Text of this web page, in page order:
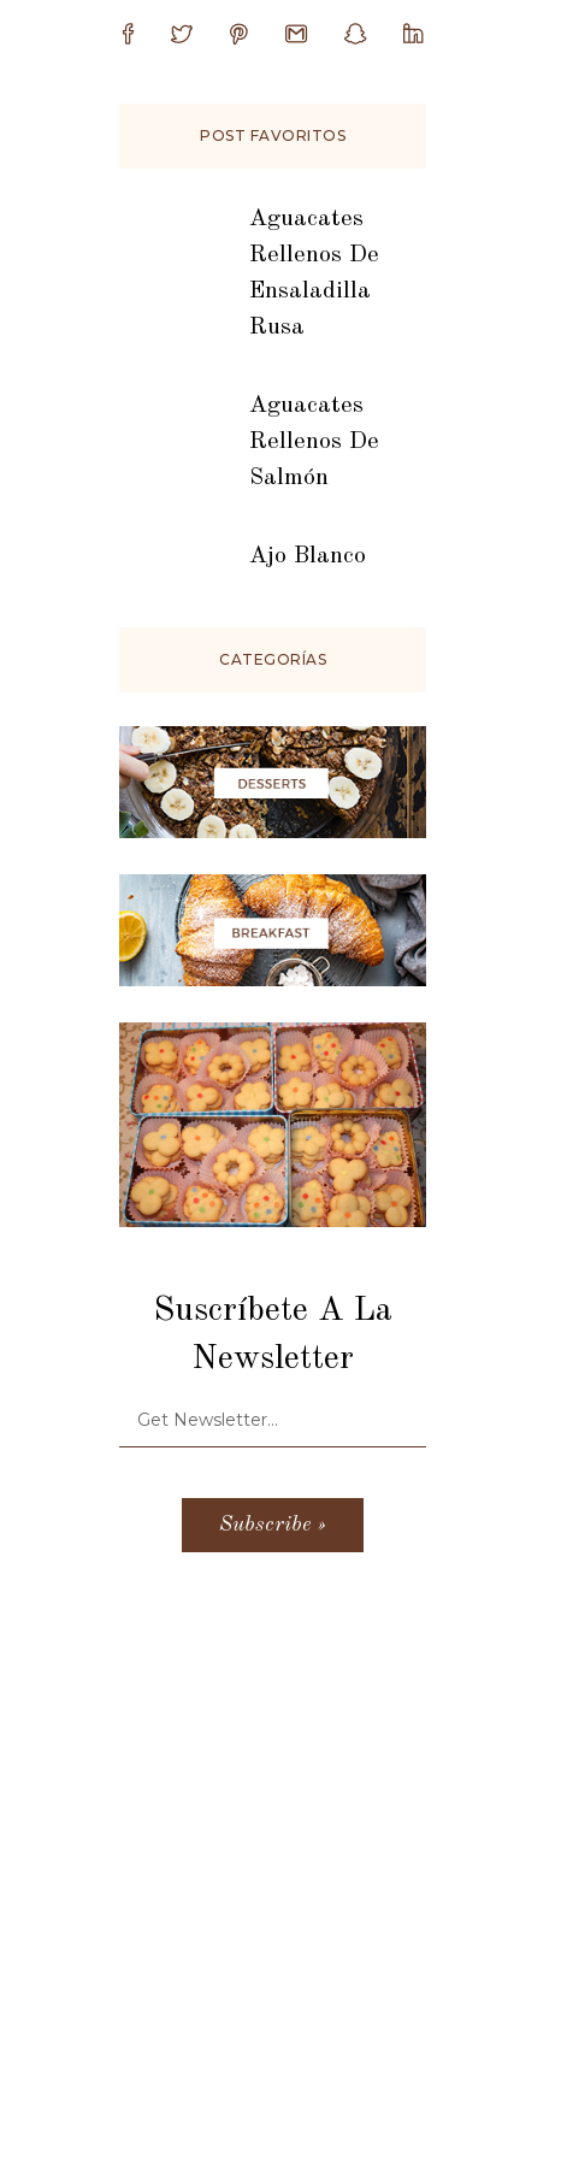
POST FAVORITOS
Aguacates
Rellenos De
Ensaladilla
Rusa
Aguacates
Rellenos De
Salmón
Ajo Blanco
CATEGORÍAS
Suscríbete A La
Newsletter